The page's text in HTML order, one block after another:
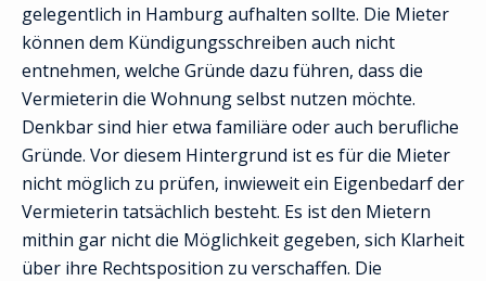
gelegentlich in Hamburg aufhalten sollte. Die Mieter
können dem Kündigungsschreiben auch nicht
entnehmen, welche Gründe dazu führen, dass die
Vermieterin die Wohnung selbst nutzen möchte.
Denkbar sind hier etwa familiäre oder auch berufliche
Gründe. Vor diesem Hintergrund ist es für die Mieter
nicht möglich zu prüfen, inwieweit ein Eigenbedarf der
Vermieterin tatsächlich besteht. Es ist den Mietern
mithin gar nicht die Möglichkeit gegeben, sich Klarheit
über ihre Rechtsposition zu verschaffen. Die